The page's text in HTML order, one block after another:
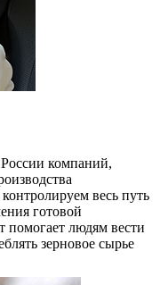
компаний,
весь путь
готовой
помогает людям вести
зерновое сырье